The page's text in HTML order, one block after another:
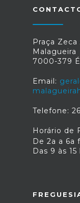
Praça Zeca
Malagueira
7000-379
Email:
Telefone:
Horário de
De 2a a 6a
Das 9 às 15